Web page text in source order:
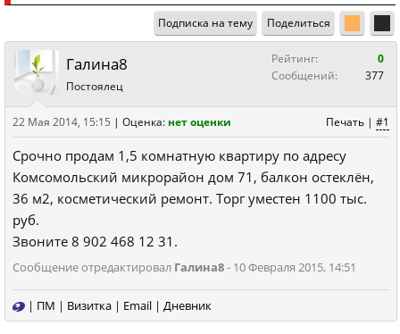
Подписка на тему Поделиться
Галина8
Постоялец
Рейтинг:
0
Сообщений:
377
Печать | #1
22 Мая 2014, 15:15 | Оценка: нет оценки
Срочно продам 1,5 комнатную квартиру по адресу
Комсомольский микрорайон дом 71, балкон остеклён,
36 м2, косметический ремонт. Торг уместен 1100 тыс.
руб.
Звоните 8 902 468 12 31.
Сообщение отредактировал Галина8- 10 Февраля 2015, 14:51
| ПМ | Визитка | Email | Дневник